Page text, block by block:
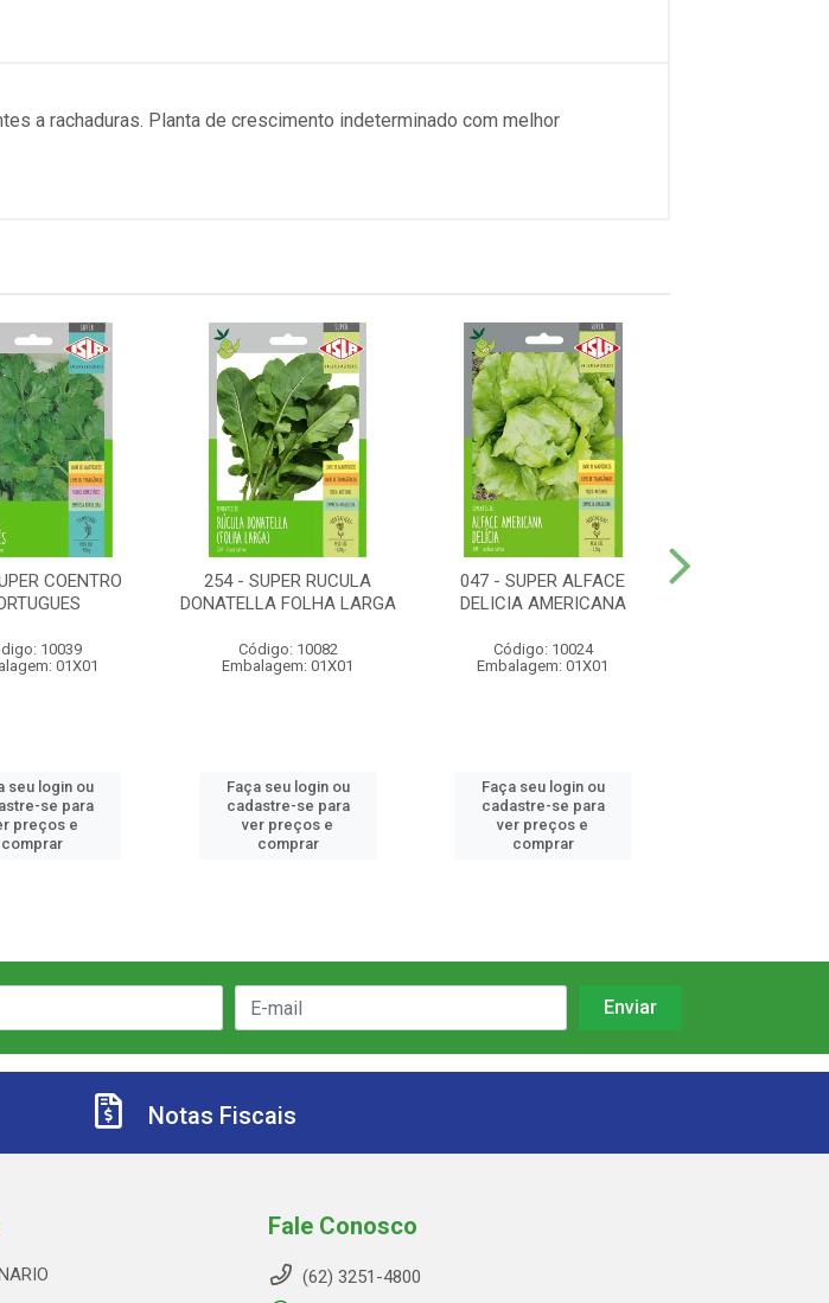
a rachaduras. Planta de crescimento indeterminado com melhor
COENTRO
10039
01X01
seu login ou
se para
preços e
comprar
254 - SUPER RUCULA
DONATELLA FOLHA LARGA
Código: 10082
Embalagem: 01X01
Faça seu login ou
cadastre-se para
ver preços e
comprar
047 - SUPER ALFACE
DELICIA AMERICANA
Código: 10024
Embalagem: 01X01
Faça seu login ou
cadastre-se para
ver preços e
comprar
Notas Fiscais
Fale Conosco
(62) 3251-4800